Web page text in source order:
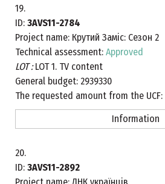
19.
ID: 3AVS11-2784
Project name: Крутий Заміс: Сезон 2
Technical assessment: Approved
LOT :LOT 1. TV content
General budget: 2939330
The requested amount from the UCF:
Information
20.
ID: 3AVS11-2892